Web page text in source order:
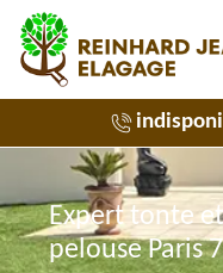
Expert tonte
pelouse Paris